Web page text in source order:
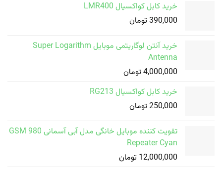
خرید کابل کواکسیال LMR400
390,000 تومان
خرید آنتن لوگاریتمی موبایل Super Logarithm
Antenna
4,000,000 تومان
خرید کابل کواکسیال RG213
250,000 تومان
تقویت کننده موبایل خانگی مدل آبی آسمانی GSM 980
Repeater Cyan
12,000,000 تومان